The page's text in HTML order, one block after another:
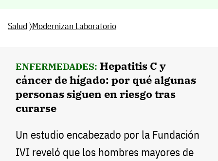
Salud 〉Modernizan Laboratorio
ENFERMEDADES: Hepatitis C y
cáncer de hígado: por qué algunas
personas siguen en riesgo tras
curarse
Un estudio encabezado por la Fundación
IVI reveló que los hombres mayores de